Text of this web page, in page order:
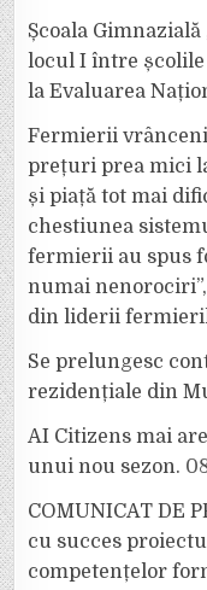
Școala
locul I între
la Evaluarea
Fermierii
prețuri prea mici
și piață tot mai
chestiunea
fermierii au spus
numai
din liderii
Se prelungesc
rezidențiale din
AI Citizens mai
unui nou sezon.
COMUNICAT DE
cu succes
competențelor